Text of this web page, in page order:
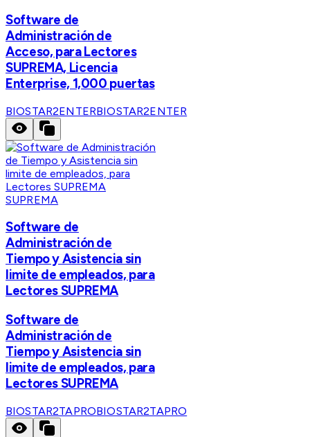
Software de
Administración de
Acceso, para Lectores
SUPREMA, Licencia
Enterprise, 1,000 puertas
BIOSTAR2ENTERBIOSTAR2ENTER
SUPREMA
Software de
Administración de
Tiempo y Asistencia sin
limite de empleados, para
Lectores SUPREMA
Software de
Administración de
Tiempo y Asistencia sin
limite de empleados, para
Lectores SUPREMA
BIOSTAR2TAPROBIOSTAR2TAPRO